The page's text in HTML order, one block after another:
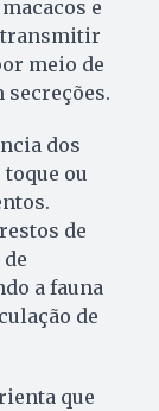
e
transmitir
meio de
dos
ou
de
a fauna
de
que